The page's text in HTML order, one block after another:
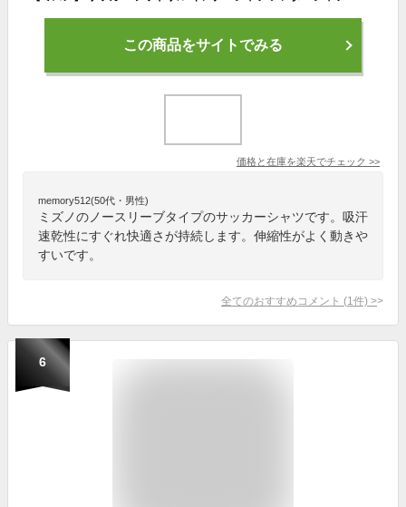
この商品をサイトでみる
価格と在庫を楽天でチェック >>
memory512(50代・男性)
ミズノのノースリーブタイプのサッカーシャツです。吸汗
速乾性にすぐれ快適さが持続します。伸縮性がよく動きや
すいです。
全てのおすすめコメント (1 件) >
6